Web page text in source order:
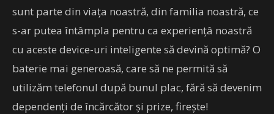
sunt parte din viața noastră, din familia noastră, ce
s-ar putea întâmpla pentru ca experiențâ noastră
cu aceste device-uri inteligente să devină optimă? O
baterie mai generoasă, care să ne permită să
utilizăm telefonul după bunul plac, fără să devenim
dependenți de încărcător și prize, firește!